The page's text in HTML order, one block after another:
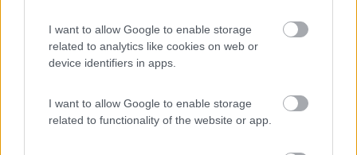
I want to allow Google to enable storage
related to analytics like cookies on web or
device identifiers in apps.
I want to allow Google to enable storage
related to functionality of the website or app.